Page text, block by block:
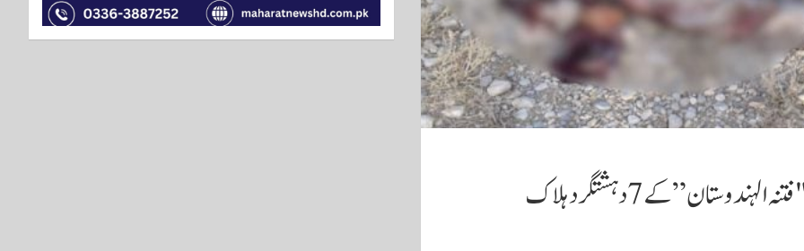
کے 7 دہشتگرد ہلاک